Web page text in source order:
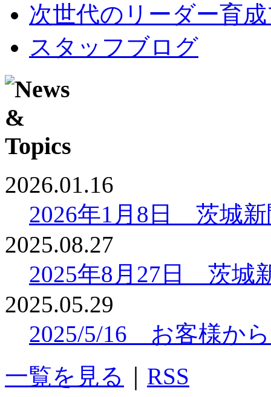
次世代のリーダー育
スタッフブログ
2026.01.16
2026年1月8日 茨城
2025.08.27
2025年8月27日 茨城
2025.05.29
2025/5/16 お客様か
一覧を見る
RSS